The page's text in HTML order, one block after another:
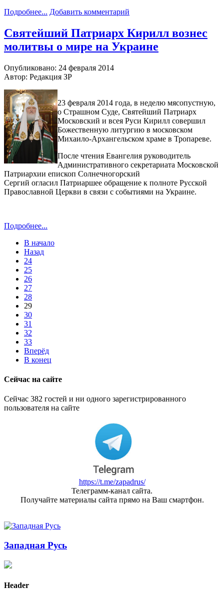
Подробнее... Добавить комментарий
Святейший Патриарх Кирилл вознес
молитвы о мире на Украине
Опубликовано: 24 февраля 2014
Автор: Редакция ЗР
23 февраля 2014 года, в неделю мясопустную,
о Страшном Суде, Святейший Патриарх
Московский и всея Руси Кирилл совершил
Божественную литургию в московском
Михаило-Архангельском храме в Тропареве.
После чтения Евангелия руководитель
Административного секретариата Московской
Патриархии епископ Солнечногорский
Сергий огласил Патриаршее обращение к полноте Русской
Православной Церкви в связи с событиями на Украине.
Подробнее...
В начало
Назад
24
25
26
27
28
29
30
31
32
33
Вперёд
В конец
Сейчас на сайте
Сейчас 382 гостей и ни одного зарегистрированного
пользователя на сайте
https://t.me/zapadrus/
Телеграмм-канал сайта.
Получайте материалы сайта прямо на Ваш смартфон.
Западная Русь
Header